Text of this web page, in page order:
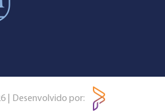
| Desenvolvido por: